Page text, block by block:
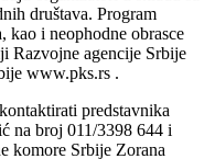
društava. Program
kao i neophodne obrasce
Razvojne agencije Srbije
www.pks.rs .
predstavnika
na broj 011/3398 644 i
komore Srbije Zorana